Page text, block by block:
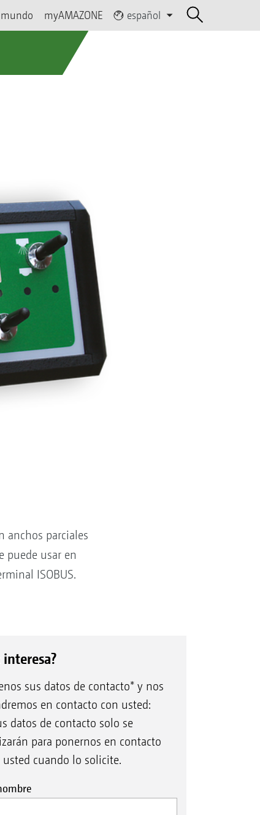
myAMAZONE español
anchos parciales
puede usar en
ISOBUS.
interesa?
sus datos de contacto* y nos
en contacto con usted:
datos de contacto solo se
para ponernos en contacto
usted cuando lo solicite.